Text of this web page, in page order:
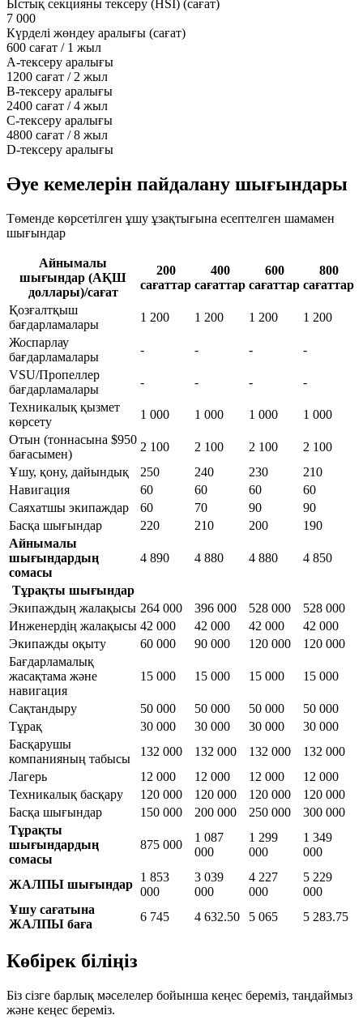
Ыстық секцияны тексеру (HSI) (сағат)
7 000
Күрделі жөндеу аралығы (сағат)
600 сағат / 1 жыл
A-тексеру аралығы
1200 сағат / 2 жыл
B-тексеру аралығы
2400 сағат / 4 жыл
C-тексеру аралығы
4800 сағат / 8 жыл
D-тексеру аралығы
Әуе кемелерін пайдалану шығындары
Төменде көрсетілген ұшу ұзақтығына есептелген шамамен
шығындар
Айнымалы
шығындар (АҚШ
доллары)/сағат
200
сағаттар
400
сағаттар
600
сағаттар
800
сағаттар
Қозғалтқыш
бағдарламалары
1 200 1 200 1 200
1 200
Жоспарлау
бағдарламалары
- - -
-
VSU/Пропеллер
бағдарламалары
- - -
-
Техникалық қызмет
көрсету
1 000 1 000 1 000
1 000
Отын (тоннасына $950
бағасымен)
2 100 2 100 2 100
2 100
Ұшу, қону, дайындық
250 240 230
210
Навигация
60 60 60
60
Саяхатшы экипаждар
60 70 90
90
Басқа шығындар
220 210 200
190
Айнымалы
шығындардың
сомасы
4 890 4 880 4 880 4 850
Тұрақты шығындар
Экипаждың жалақысы 264 000 396 000 528 000
528 000
Инженердің жалақысы 42 000 42 000 42 000
42 000
Экипажды оқыту
60 000 90 000 120 000
120 000
Бағдарламалық
жасақтама және
навигация
15 000 15 000 15 000 15 000
Сақтандыру 50 000 50 000 50 000
50 000
Тұрақ
30 000 30 000 30 000
30 000
Басқарушы
компанияның табысы
132 000 132 000 132 000
132 000
Лагерь
12 000 12 000 12 000
12 000
Техникалық басқару
120 000 120 000 120 000
120 000
Басқа шығындар
150 000 200 000 250 000
300 000
Тұрақты
шығындардың
сомасы
875 000
1 087
000
1 299
000
1 349
000
ЖАЛПЫ шығындар
1 853
000
3 039
000
4 227
000
5 229
000
Ұшу сағатына
ЖАЛПЫ баға
6 745 4 632.50 5 065 5 283.75
Көбірек біліңіз
Біз сізге барлық мәселелер бойынша кеңес береміз, таңдаймыз
және кеңес береміз.